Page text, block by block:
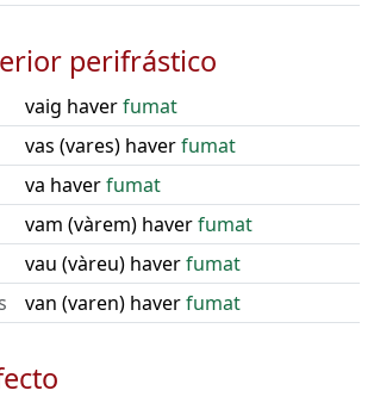
perifrástico
vaig haverfumat
vas (vares) haverfumat
va haverfumat
vam (vàrem) haverfumat
vau (vàreu) haverfumat
van (varen) haverfumat